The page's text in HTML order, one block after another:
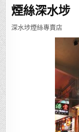
煙絲深水埗
深水埗煙絲專賣店